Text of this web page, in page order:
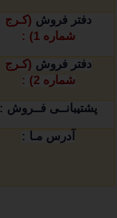
دفتر فروش (کـرج
شماره 1) :
دفتر فروش (کـرج
شماره 2) :
پشتیبانــی فــروش :
آدرس مـا :